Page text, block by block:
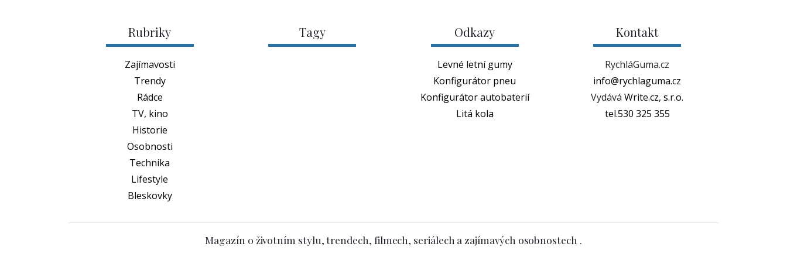
Rubriky
Zajímavosti
Trendy
Rádce
TV, kino
Historie
Osobnosti
Technika
Lifestyle
Bleskovky
Tagy Odkazy
Levné letní gumy
Konfigurátor pneu
Konfigurátor autobaterií
Litá kola
Kontakt
RychláGuma.cz
info@rychlaguma.cz
VydáváWrite.cz, s.r.o.
tel.530 325 355
Magazín o životním stylu, trendech, filmech, seriálech a zajímavých osobnostech .